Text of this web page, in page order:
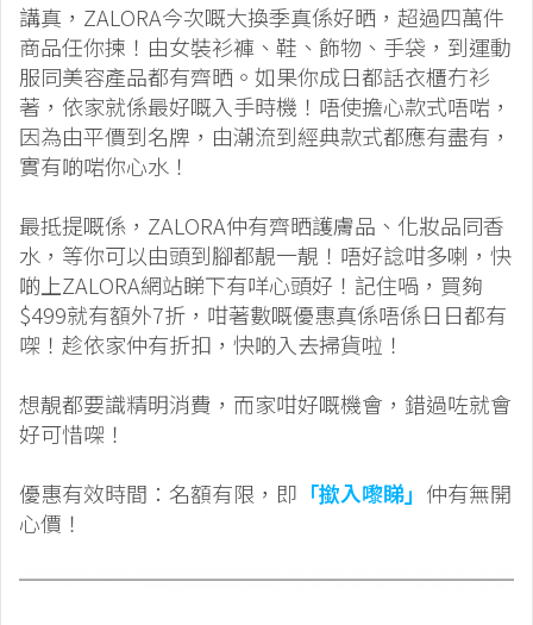
講真，ZALORA今次嘅大換季真係好晒，超過四萬件
商品任你揀！由女裝衫褲、鞋、飾物、手袋，到運動
服同美容產品都有齊晒。如果你成日都話衣櫃冇衫
著，依家就係最好嘅入手時機！唔使擔心款式唔啱，
因為由平價到名牌，由潮流到經典款式都應有盡有，
實有啲啱你心水！
最抵提嘅係，ZALORA仲有齊晒護膚品、化妝品同香
水，等你可以由頭到腳都靚一靚！唔好諗咁多喇，快
啲上ZALORA網站睇下有咩心頭好！記住喎，買夠
$499就有額外7折，咁著數嘅優惠真係唔係日日都有
㗎！趁依家仲有折扣，快啲入去掃貨啦！
想靚都要識精明消費，而家咁好嘅機會，錯過咗就會
好可惜㗎！
優惠有效時間：名額有限，即 「撳入嚟睇」 仲有無開
心價！